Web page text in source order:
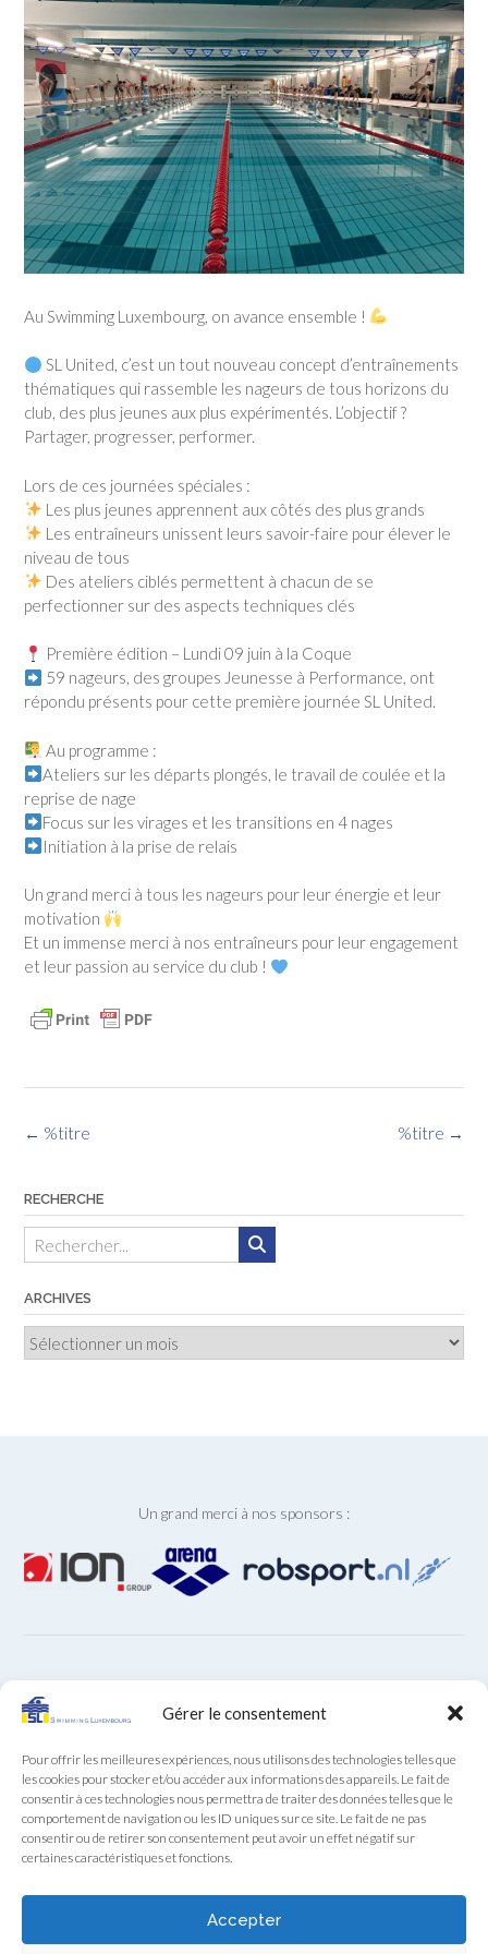
Gérer le consentement
Pour offrir les meilleures expériences, nous utilisons des technologies telles que
les cookies pour stocker et/ou accéder aux informations des appareils. Le fait de
consentir à ces technologies nous permettra de traiter des données telles que le
comportement de navigation ou les ID uniques sur ce site. Le fait de ne pas
consentir ou de retirer son consentement peut avoir un effet négatif sur
certaines caractéristiques et fonctions.
Accepter
Au Swimming Luxembourg, on avance ensemble !
SL United, c’est un tout nouveau concept d’entraînements
thématiques qui rassemble les nageurs de tous horizons du
club, des plus jeunes aux plus expérimentés. L’objectif ?
Partager, progresser, performer.
Lors de ces journées spéciales :
Les plus jeunes apprennent aux côtés des plus grands
Les entraîneurs unissent leurs savoir-faire pour élever le
niveau de tous
Des ateliers ciblés permettent à chacun de se
perfectionner sur des aspects techniques clés
Première édition – Lundi 09 juin à la Coque
59 nageurs, des groupes Jeunesse à Performance, ont
répondu présents pour cette première journée SL United.
Au programme :
Ateliers sur les départs plongés, le travail de coulée et la
reprise de nage
Focus sur les virages et les transitions en 4 nages
Initiation à la prise de relais
Un grand merci à tous les nageurs pour leur énergie et leur
motivation
Et un immense merci à nos entraîneurs pour leur engagement
et leur passion au service du club !
Navigation
%titre →
← %titre
RECHERCHE
ARCHIVES
Archives
Un grand merci à nos sponsors :
ARCHIVES
Swimming Luxembourg asbl - 13A, Boulevard Royal, L-2449 Luxembourg